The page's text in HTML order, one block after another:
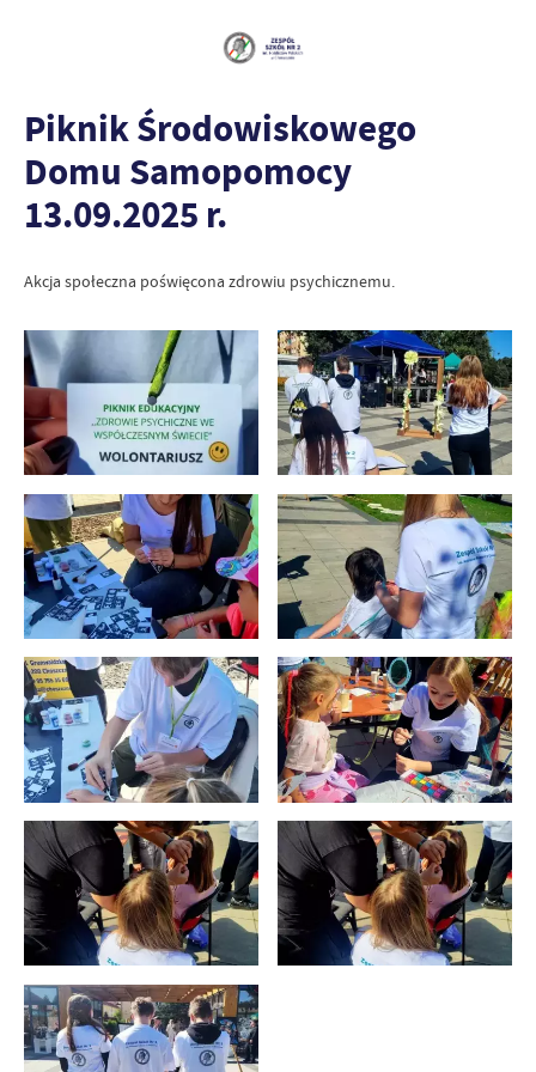
Piknik Środowiskowego
Domu Samopomocy
13.09.2025 r.
Akcja społeczna poświęcona zdrowiu psychicznemu.